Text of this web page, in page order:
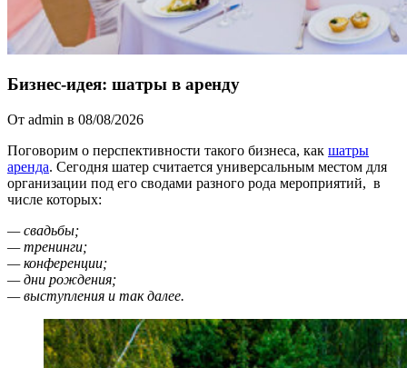
Бизнес-идея: шатры в аренду
От admin в 08/08/2026
Поговорим о перспективности такого бизнеса, как шатры
аренда. Сегодня шатер считается универсальным местом для
организации под его сводами разного рода мероприятий, в
числе которых:
— свадьбы;
— тренинги;
— конференции;
— дни рождения;
— выступления и так далее.